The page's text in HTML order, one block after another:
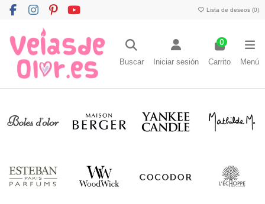
Lista de deseos (0)
Buscar Iniciar sesión
0
Carrito Menú